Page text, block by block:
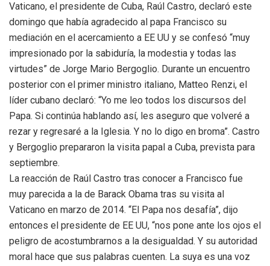
Vaticano, el presidente de Cuba, Raúl Castro, declaró este
domingo que había agradecido al papa Francisco su
mediación en el acercamiento a EE UU y se confesó “muy
impresionado por la sabiduría, la modestia y todas las
virtudes” de Jorge Mario Bergoglio. Durante un encuentro
posterior con el primer ministro italiano, Matteo Renzi, el
líder cubano declaró: “Yo me leo todos los discursos del
Papa. Si continúa hablando así, les aseguro que volveré a
rezar y regresaré a la Iglesia. Y no lo digo en broma”. Castro
y Bergoglio prepararon la visita papal a Cuba, prevista para
septiembre.
La reacción de Raúl Castro tras conocer a Francisco fue
muy parecida a la de Barack Obama tras su visita al
Vaticano en marzo de 2014. “El Papa nos desafía”, dijo
entonces el presidente de EE UU, “nos pone ante los ojos el
peligro de acostumbrarnos a la desigualdad. Y su autoridad
moral hace que sus palabras cuenten. La suya es una voz